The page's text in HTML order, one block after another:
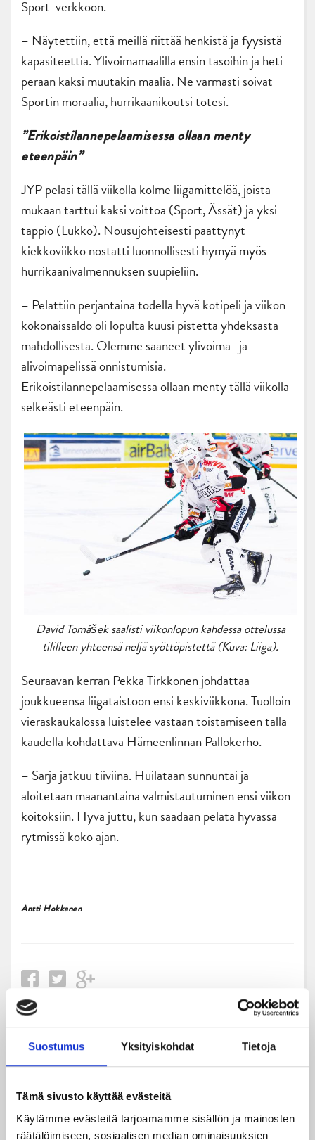
Suostumus Yksityiskohdat Tietoja
Tämä sivusto käyttää evästeitä
Käytämme evästeitä tarjoamamme sisällön ja mainosten
räätälöimiseen, sosiaalisen median ominaisuuksien
Sport-verkkoon.
– Näytettiin, että meillä riittää henkistä ja fyysistä
kapasiteettia. Ylivoimamaalilla ensin tasoihin ja heti
perään kaksi muutakin maalia. Ne varmasti söivät
Sportin moraalia, hurrikaanikoutsi totesi.
”Erikoistilannepelaamisessa ollaan menty
eteenpäin”
JYP pelasi tällä viikolla kolme liigamittelöä, joista
mukaan tarttui kaksi voittoa (Sport, Ässät) ja yksi
tappio (Lukko). Nousujohteisesti päättynyt
kiekkoviikko nostatti luonnollisesti hymyä myös
hurrikaanivalmennuksen suupieliin.
– Pelattiin perjantaina todella hyvä kotipeli ja viikon
kokonaissaldo oli lopulta kuusi pistettä yhdeksästä
mahdollisesta. Olemme saaneet ylivoima- ja
alivoimapelissä onnistumisia.
Erikoistilannepelaamisessa ollaan menty tällä viikolla
selkeästi eteenpäin.
David Tomášek saalisti viikonlopun kahdessa ottelussa
tililleen yhteensä neljä syöttöpistettä (Kuva: Liiga).
Seuraavan kerran Pekka Tirkkonen johdattaa
joukkueensa liigataistoon ensi keskiviikkona. Tuolloin
vieraskaukalossa luistelee vastaan toistamiseen tällä
kaudella kohdattava Hämeenlinnan Pallokerho.
– Sarja jatkuu tiiviinä. Huilataan sunnuntai ja
aloitetaan maanantaina valmistautuminen ensi viikon
koitoksiin. Hyvä juttu, kun saadaan pelata hyvässä
rytmissä koko ajan.
Antti Hokkanen
Uusimmat
Turnausraportti: JYP juhlii seurahistorian ensimmäistä
Tampere Cupin voittoa!